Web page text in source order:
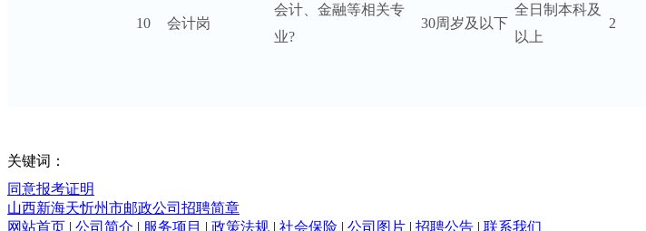
10 会计岗
会计、金融等相关专
业?
30周岁及以下
全日制本科及
以上
2
关键词：
同意报考证明
山西新海天忻州市邮政公司招聘简章
网站首页 | 公司简介 | 服务项目 | 政策法规 | 社会保险 | 公司图片 | 招聘公告 | 联系我们